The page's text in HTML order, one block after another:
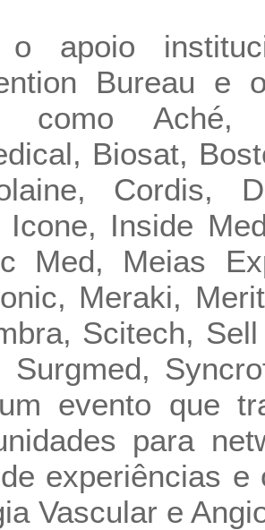
o apoio
Bureau e
como Aché,
Biosat,
Cordis,
Icone, Inside
Med, Meias
Meraki,
Scitech,
Surgmed,
evento que
para
experiências e
Vascular e